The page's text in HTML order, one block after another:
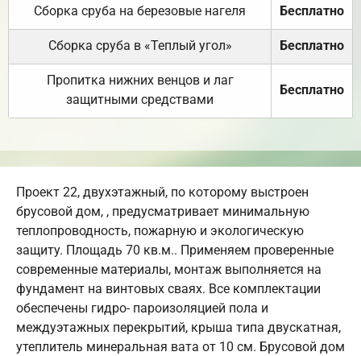
Сборка сруба на березовые нагеля Бесплатно
Сборка сруба в «Теплый угол» Бесплатно
Пропитка нижних венцов и лаг
защитными средствами
Бесплатно
Проект 22, двухэтажный, по которому выстроен
брусовой дом, , предусматривает минимальную
теплопроводность, пожарную и экологическую
защиту. Площадь 70 кв.м.. Применяем проверенные
современные материалы, монтаж выполняется на
фундамент на винтовых сваях. Все комплектации
обеспечены гидро- пароизоляцией пола и
междуэтажных перекрытий, крыша типа двускатная,
утеплитель минеральная вата от 10 см. Брусовой дом